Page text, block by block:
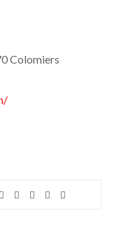
Colomiers